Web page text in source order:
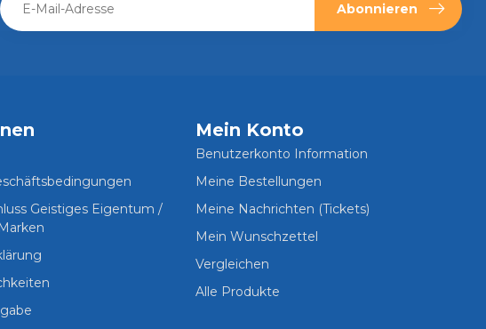
Abonnieren
Geistiges Eigentum /
Mein Konto
Benutzerkonto Information
Meine Bestellungen
Meine Nachrichten (Tickets)
Mein Wunschzettel
Vergleichen
Alle Produkte